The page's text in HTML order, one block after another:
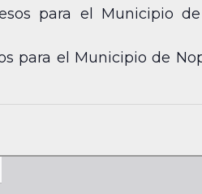
para el Municipio
para el Municipio de